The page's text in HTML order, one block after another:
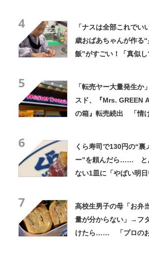
4
「ナスは全部これでい
歳おばあちゃんが作る
飯”がすごい！「真似し
5
「転売ヤー大量発生か
スド、『Mrs. GREEN
の箱』転売続出 「情
6
くら寿司で130円の“裏
ー”を頼んだら…… と
ない1皿に「やばい明
7
高校生男子の母「お弁
量が分からない」→フ
けたら…… 「プロの